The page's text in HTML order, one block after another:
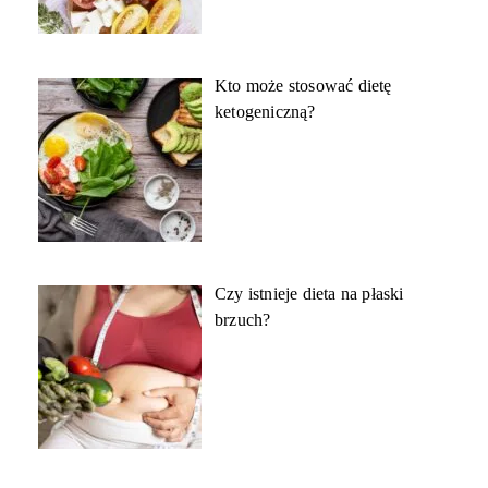
Kto może stosować dietę
ketogeniczną?
Czy istnieje dieta na płaski
brzuch?